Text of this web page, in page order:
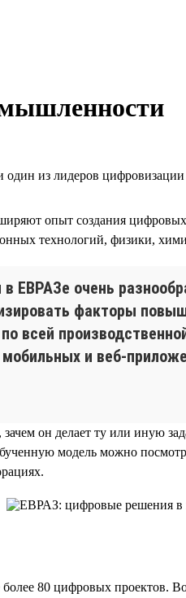
один из лидеров
опыт создания
технологий, физики,
в ЕВРАЗе очень
факторы
всей
и веб-
он делает ту или иную
модель можно
80 цифровых проектов.